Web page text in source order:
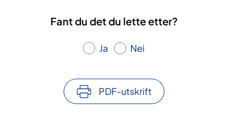
Fant du det du lette etter?
Ja Nei
PDF-utskrift